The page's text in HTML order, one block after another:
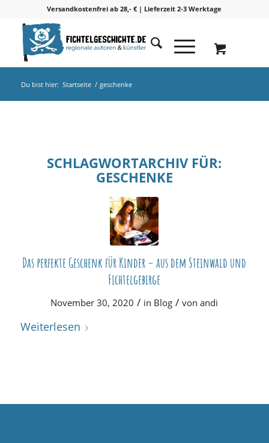
Versandkostenfrei ab 28,- € | Lieferzeit 2-3 Werktage
Du bist hier: Startseite / geschenke
SCHLAGWORTARCHIV FÜR:
GESCHENKE
Das perfekte Geschenk für Kinder – aus dem Steinwald und
Fichtelgebirge
November 30, 2020 / in Blog / vonandi
Weiterlesen